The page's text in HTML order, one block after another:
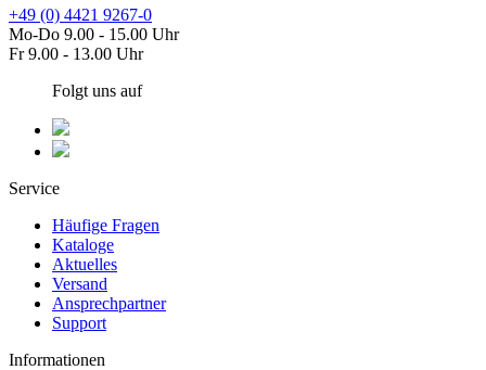
+49 (0) 4421 9267-0
Mo-Do 9.00 - 15.00 Uhr
Fr 9.00 - 13.00 Uhr
Folgt uns auf
Service
Häufige Fragen
Kataloge
Aktuelles
Versand
Ansprechpartner
Support
Informationen